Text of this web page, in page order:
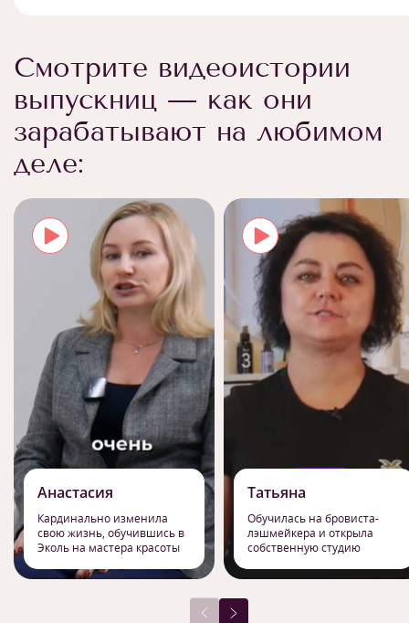
Смотрите видеоистории
выпускниц — как они
зарабатывают на любимом
деле:
Анастасия
Кардинально изменила
свою жизнь, обучившись в
Эколь на мастера красоты
Татьяна
Обучилась на бровиста-
лэшмейкера и открыла
собственную студию